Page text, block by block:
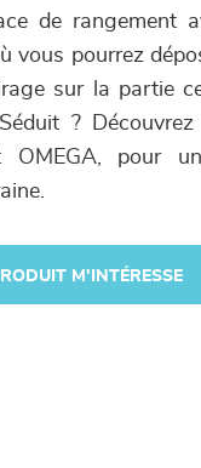
de rangement
vous pourrez
sur la partie
?
OMEGA, pour
M'INTÉRESSE